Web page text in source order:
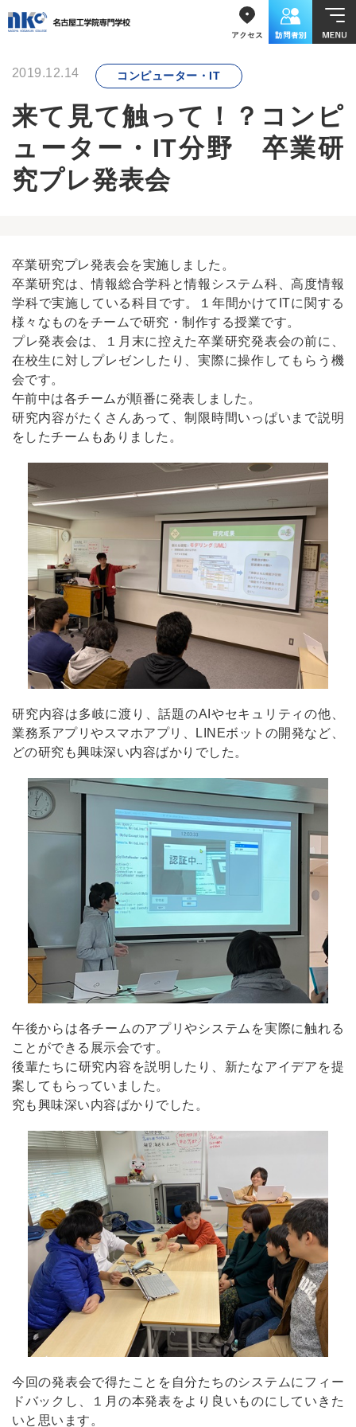
2019.12.14 コンピューター・IT
来て見て触って！？コンピ
ューター・IT分野 卒業研
究プレ発表会
卒業研究プレ発表会を実施しました。
卒業研究は、情報総合学科と情報システム科、高度情報
学科で実施している科目です。１年間かけてITに関する
様々なものをチームで研究・制作する授業です。
プレ発表会は、１月末に控えた卒業研究発表会の前に、
在校生に対しプレゼンしたり、実際に操作してもらう機
会です。
午前中は各チームが順番に発表しました。
研究内容がたくさんあって、制限時間いっぱいまで説明
をしたチームもありました。
研究内容は多岐に渡り、話題のAIやセキュリティの他、
業務系アプリやスマホアプリ、LINEボットの開発など、
どの研究も興味深い内容ばかりでした。
午後からは各チームのアプリやシステムを実際に触れる
ことができる展示会です。
後輩たちに研究内容を説明したり、新たなアイデアを提
案してもらっていました。
究も興味深い内容ばかりでした。
今回の発表会で得たことを自分たちのシステムにフィー
ドバックし、１月の本発表をより良いものにしていきた
いと思います。